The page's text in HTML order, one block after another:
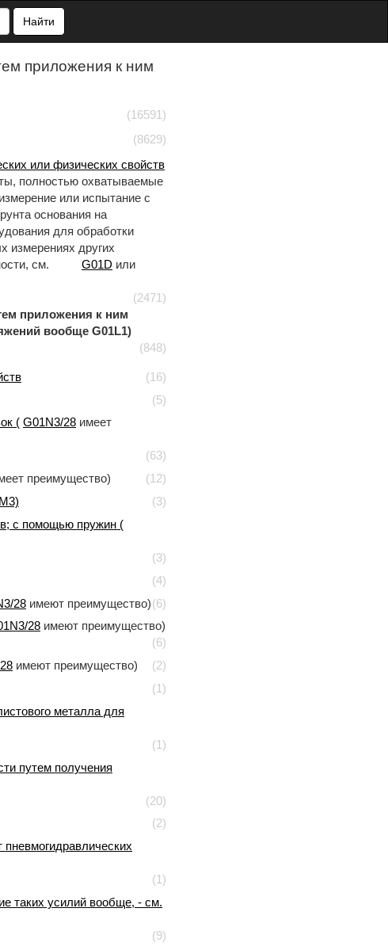
Найти
приложения к ним
(16591)
(8629)
или физических свойств
полностью охватываемые
или испытание с
основания на
для обработки
измерениях других
см.
G01D или
(2471)
приложения к ним
вообще G01L1)
(848)
(16)
(5)
( G01N3/28 имеет
(63)
преимущество)
(12)
(3)
с помощью пружин (
(3)
(4)
28 имеют преимущество)(6)
28 имеют преимущество)
(6)
имеют преимущество)
(2)
(1)
металла для
(1)
путем получения
(20)
(2)
(1)
таких усилий вообще, - см.
(9)